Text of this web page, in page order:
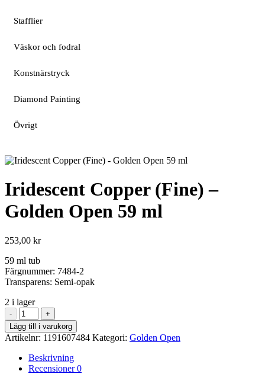
Stafflier
Väskor och fodral
Konstnärstryck
Diamond Painting
Övrigt
Iridescent Copper (Fine) –
Golden Open 59 ml
253,00 kr
59 ml tub
Färgnummer: 7484-2
Transparens: Semi-opak
2 i lager
-
Iridescent
Copper
(Fine)
-
Golden
Open
+
Lägg till i varukorg
Artikelnr: 1191607484 Kategori: Golden Open
Beskrivning
Recensioner0